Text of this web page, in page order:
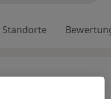
Standorte